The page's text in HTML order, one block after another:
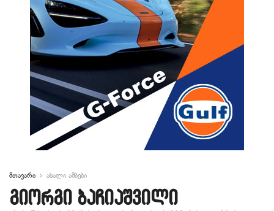
მთავარი ახალი ამბები
გიორგი ბაჩიაშვილი